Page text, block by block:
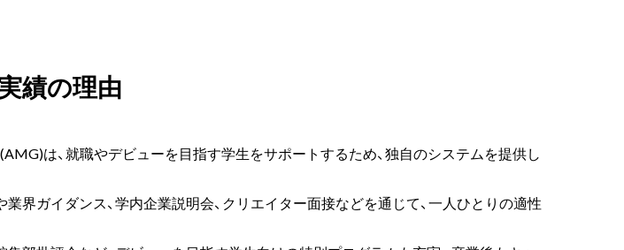
績の理由
は、就職やデビューを目指す学生をサポートするため、独自のシステムを提供し
界ガイダンス、学内企業説明会、クリエイター面接などを通じて、一人ひとりの適性